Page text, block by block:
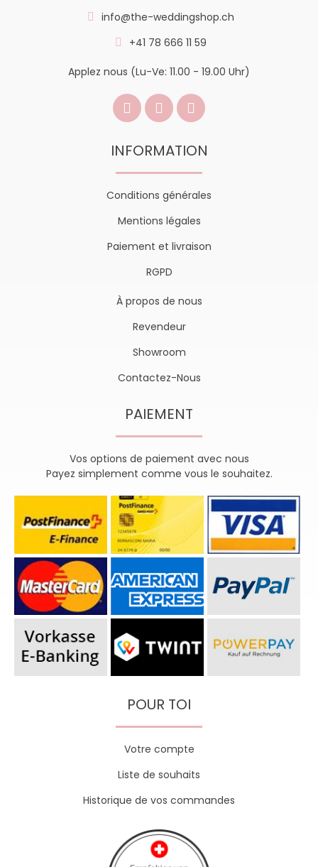
info@the-weddingshop.ch
+41 78 666 11 59
Applez nous (Lu-Ve: 11.00 - 19.00 Uhr)
INFORMATION
Conditions générales
Mentions légales
Paiement et livraison
RGPD
À propos de nous
Revendeur
Showroom
Contactez-Nous
PAIEMENT
Vos options de paiement avec nous
Payez simplement comme vous le souhaitez.
POUR TOI
Votre compte
Liste de souhaits
Historique de vos commandes